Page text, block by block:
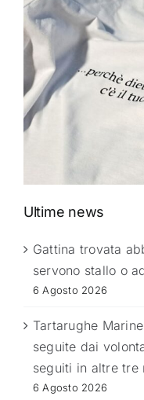
Ultime news
Gattina trovata
servono stallo o
6 Agosto 2026
Tartarughe
seguite dai
seguiti in altre tre
6 Agosto 2026